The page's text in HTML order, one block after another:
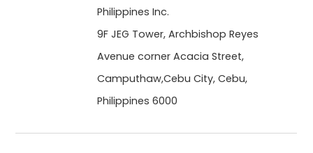
Philippines Inc.
9F JEG Tower, Archbishop Reyes
Avenue corner Acacia Street,
Camputhaw,Cebu City, Cebu,
Philippines 6000